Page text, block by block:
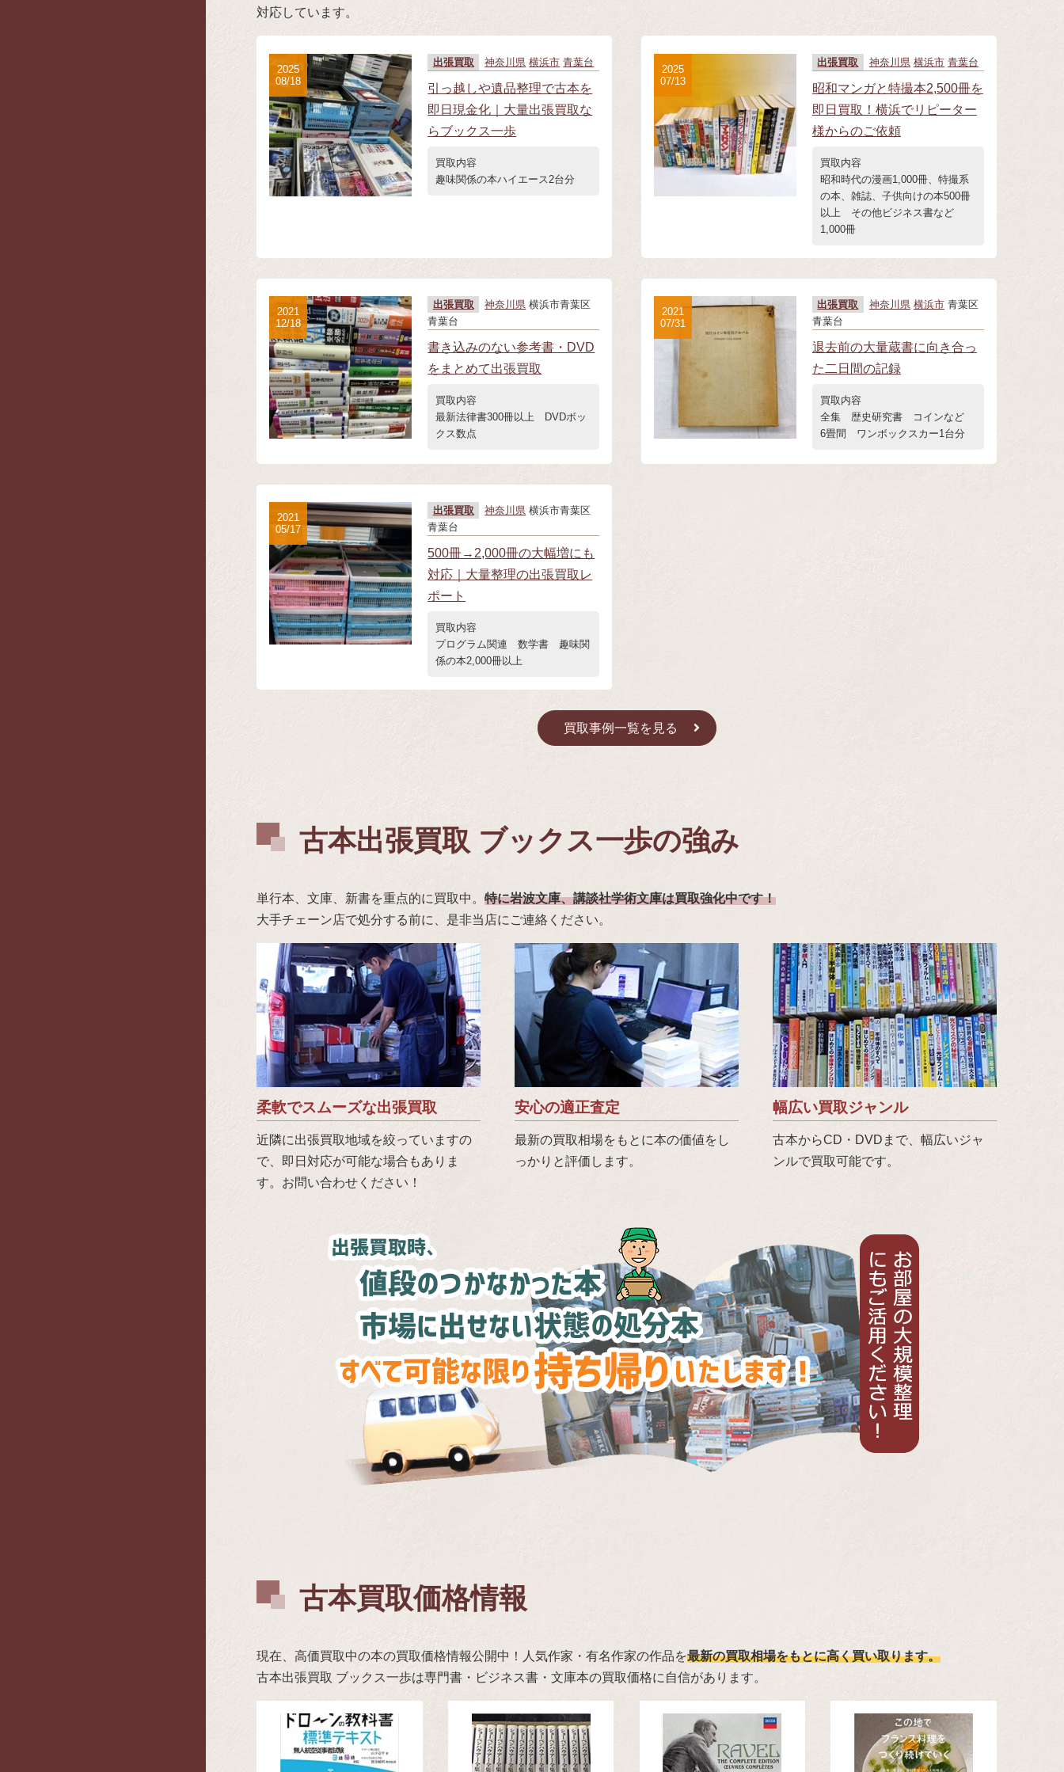
対応しています。
出張買取 神奈川県 横浜市 青葉台
引っ越しや遺品整理で古本を
即日現金化｜大量出張買取な
らブックス一歩
買取内容
趣味関係の本ハイエース2台分
2025
08/18
出張買取 神奈川県 横浜市 青葉台
昭和マンガと特撮本2,500冊を
即日買取！横浜でリピーター
様からのご依頼
買取内容
昭和時代の漫画1,000冊、特撮系
の本、雑誌、子供向けの本500冊
以上 その他ビジネス書など
1,000冊
2025
07/13
出張買取 神奈川県 横浜市青葉区
青葉台
書き込みのない参考書・DVD
をまとめて出張買取
買取内容
最新法律書300冊以上 DVDボッ
クス数点
2021
12/18
出張買取 神奈川県 横浜市青葉区
青葉台
退去前の大量蔵書に向き合っ
た二日間の記録
買取内容
全集 歴史研究書 コインなど
6畳間 ワンボックスカー1台分
2021
07/31
出張買取 神奈川県 横浜市青葉区
青葉台
500冊→2,000冊の大幅増にも
対応｜大量整理の出張買取レ
ポート
買取内容
プログラム関連 数学書 趣味関
係の本2,000冊以上
2021
05/17
買取事例一覧を見る
古本出張買取 ブックス一歩の強み
単行本、文庫、新書を重点的に買取中。 特に岩波文庫、講談社学術文庫は買取強化中です！
大手チェーン店で処分する前に、是非当店にご連絡ください。
柔軟でスムーズな出張買取
近隣に出張買取地域を絞っていますの
で、即日対応が可能な場合もありま
す。お問い合わせください！
安心の適正査定
最新の買取相場をもとに本の価値をし
っかりと評価します。
幅広い買取ジャンル
古本からCD・DVDまで、幅広いジャ
ンルで買取可能です。
古本買取価格情報
現在、高価買取中の本の買取価格情報公開中！人気作家・有名作家の作品を最新の買取相場をもとに高く買い取ります。
古本出張買取 ブックス一歩は専門書・ビジネス書・文庫本の買取価格に自信があります。